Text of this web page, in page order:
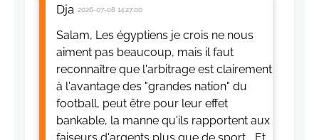
Dja 2026-07-08 14:27:00
Salam, Les égyptiens je crois ne nous
aiment pas beaucoup, mais il faut
reconnaître que l'arbitrage est clairement
à l'avantage des "grandes nation" du
football, peut être pour leur effet
bankable, la manne qu'ils rapportent aux